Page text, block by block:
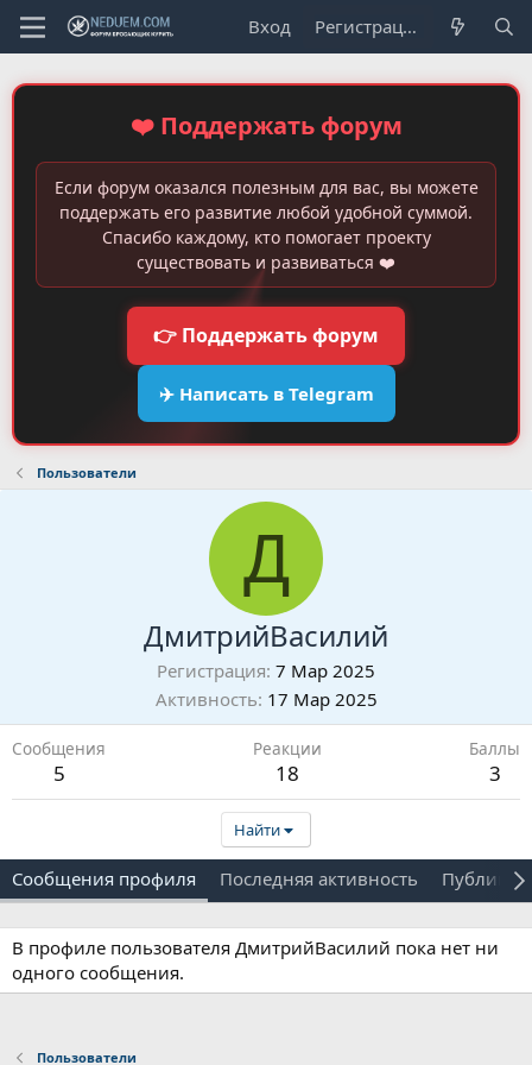
Вход Регистрация
❤️ Поддержать форум
Если форум оказался полезным для вас, вы можете
поддержать его развитие любой удобной суммой.
Спасибо каждому, кто помогает проекту
существовать и развиваться ❤️
👉 Поддержать форум
✈️ Написать в Telegram
Пользователи
Д
ДмитрийВасилий
Регистрация 7 Мар 2025
Активность 17 Мар 2025
Сообщения
5
Реакции
18
Баллы
3
Найти
Сообщения профиля Последняя активность
В профиле пользователя ДмитрийВасилий пока нет ни
одного сообщения.
Пользователи